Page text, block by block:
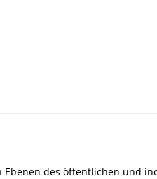
des öffentlichen und